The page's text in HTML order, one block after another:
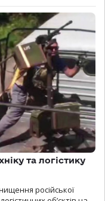
та логістику
російської